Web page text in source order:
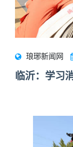
琅琊新闻网
临沂：学习